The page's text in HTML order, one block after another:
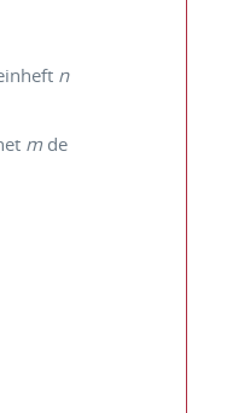
n
mde